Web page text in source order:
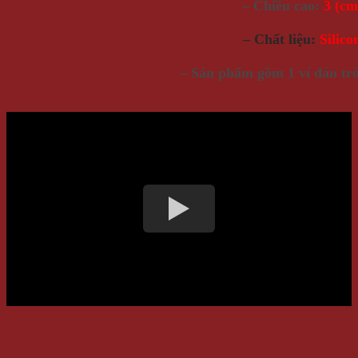
– Chiều cao: 3
– Chất liệu:
– Sản phẩm gồm 1 vỉ dán